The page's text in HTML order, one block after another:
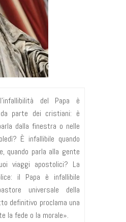
del Papa è
parte dei cristiani: è
dalla finestra o nelle
È infallibile quando
quando parla alla gente
viaggi apostolici? La
il Papa è infallibile
universale della
definitivo proclama una
la fede o la morale».